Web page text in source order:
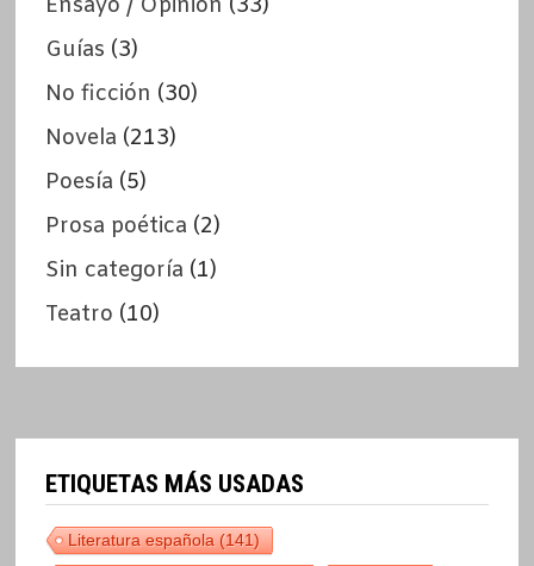
Guías (3)
No ficción (30)
Novela (213)
Poesía (5)
Prosa poética (2)
Sin categoría (1)
Teatro (10)
ETIQUETAS MÁS USADAS
Literatura española(141)